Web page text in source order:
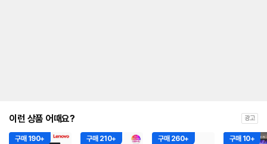
이런 상품 어때요? 광고
구매 190+ 구매 210+ 구매 260+ 구매 10+